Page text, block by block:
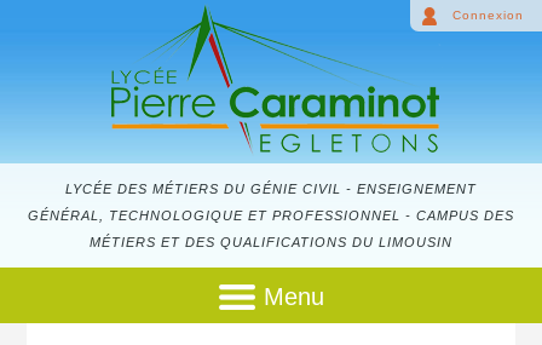
LYCÉE DES MÉTIERS DU GÉNIE CIVIL - ENSEIGNEMENT
GÉNÉRAL, TECHNOLOGIQUE ET PROFESSIONNEL - CAMPUS DES
MÉTIERS ET DES QUALIFICATIONS DU LIMOUSIN
Connexion
Menu